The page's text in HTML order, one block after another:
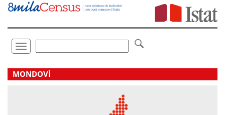
Vai
direttamente
Toggle
navigation
.
MONDOVÌ